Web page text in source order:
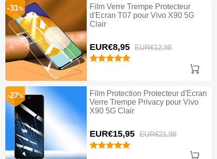
Film Verre Trempe Protecteur
d'Ecran T07 pour Vivo X90 5G
Clair
EUR€8,95 EUR€12,98
-31%
Film Protection Protecteur d'Ecran
Verre Trempe Privacy pour Vivo
X90 5G Clair
EUR€15,95 EUR€21,98
-27%